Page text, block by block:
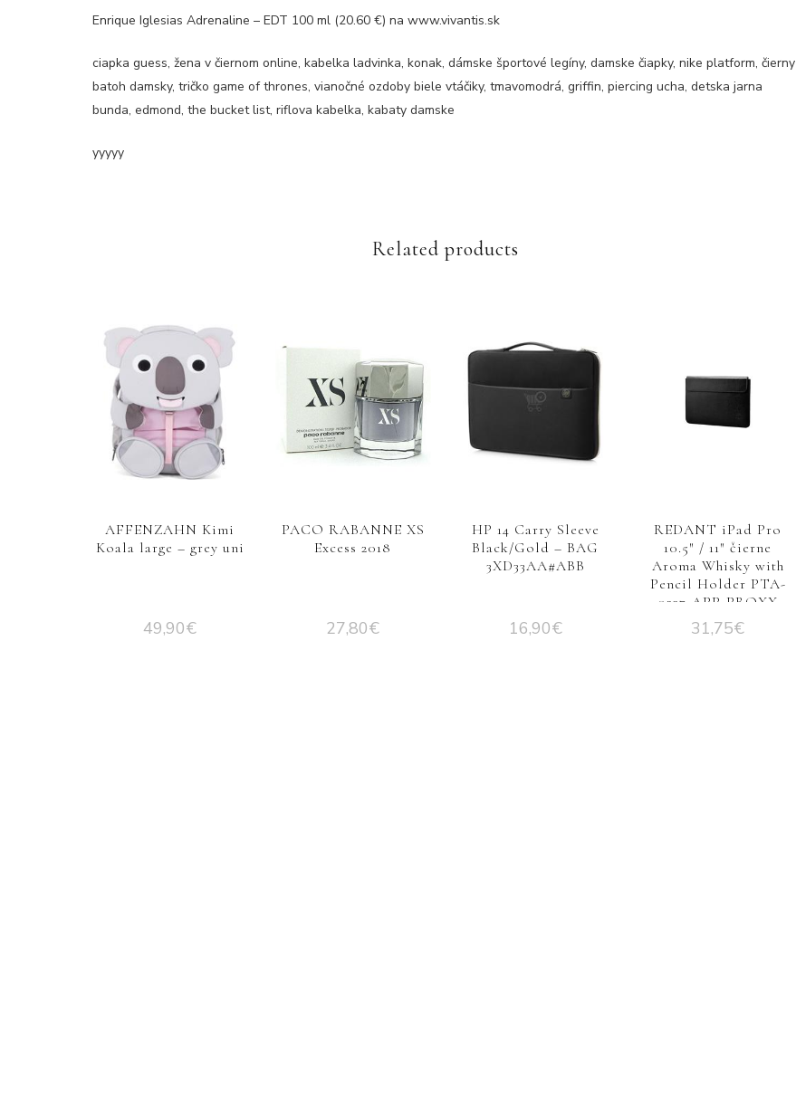
Enrique Iglesias Adrenaline – EDT 100 ml (20.60 €) na www.vivantis.sk
ciapka guess, žena v čiernom online, kabelka ladvinka, konak, dámske športové legíny, damske čiapky, nike platform, čierny
batoh damsky, tričko game of thrones, vianočné ozdoby biele vtáčiky, tmavomodrá, griffin, piercing ucha, detska jarna
bunda, edmond, the bucket list, riflova kabelka, kabaty damske
yyyyy
Related products
AFFENZAHN Kimi
Koala large – grey uni
49,90€
PACO RABANNE XS
Excess 2018
27,80€
HP 14 Carry Sleeve
Black/Gold – BAG
3XD33AA#ABB
16,90€
REDANT iPad Pro
10.5″ / 11″ čierne
Aroma Whisky with
Pencil Holder PTA-
0237-APP-PROXX
31,75€